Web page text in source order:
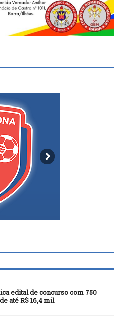
edital de concurso com 750
até R$ 16,4 mil